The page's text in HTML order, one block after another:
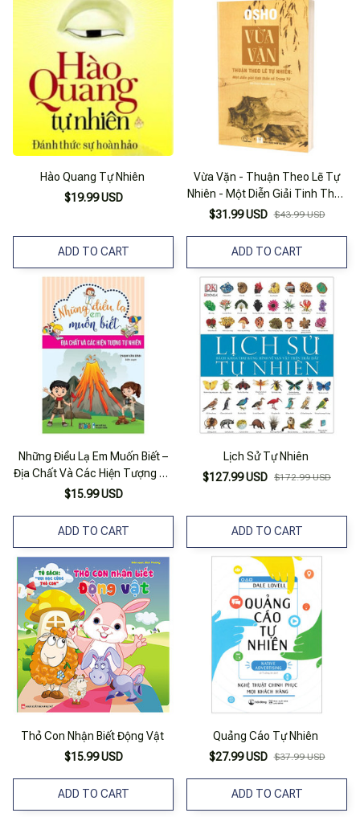
Hào Quang Tự Nhiên
$19.99 USD
ADD TO CART
Vừa Vặn - Thuận Theo Lẽ Tự
Nhiên - Một Diễn Giải Tinh Thần
Về Trang Tử
$31.99 USD $43.99 USD
ADD TO CART
Những Điều Lạ Em Muốn Biết –
Địa Chất Và Các Hiện Tượng Tự
Nhiên
$15.99 USD
ADD TO CART
Lịch Sử Tự Nhiên
$127.99 USD $172.99 USD
ADD TO CART
Thỏ Con Nhận Biết Động Vật
$15.99 USD
ADD TO CART
Quảng Cáo Tự Nhiên
$27.99 USD $37.99 USD
ADD TO CART